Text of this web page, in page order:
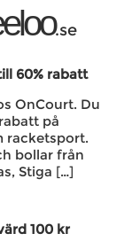
.se
60% rabatt
OnCourt. Du
på
racketsport.
bollar från
Stiga […]
100 kr